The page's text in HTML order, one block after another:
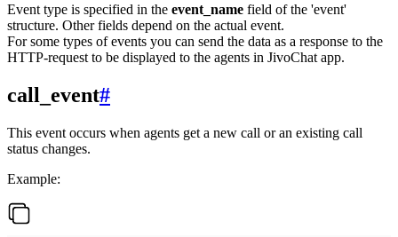
Event type is specified in the event_name field of the 'event'
structure. Other fields depend on the actual event.
For some types of events you can send the data as a response to the
HTTP-request to be displayed to the agents in JivoChat app.
call_event#
This event occurs when agents get a new call or an existing call
status changes.
Example: